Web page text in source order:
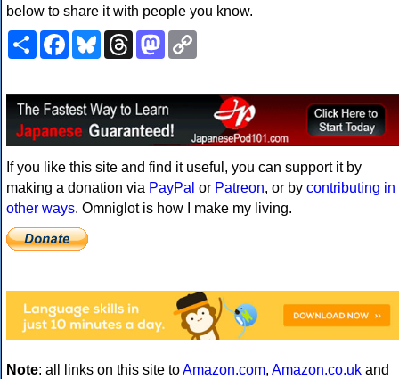
below to share it with people you know.
ShareFacebookBlueskyThreadsMastodon
If you like this site and find it useful, you can support it by
making a donation via PayPal or Patreon, or by contributing in
other ways. Omniglot is how I make my living.
Note: all links on this site toAmazon.com, Amazon.co.uk and